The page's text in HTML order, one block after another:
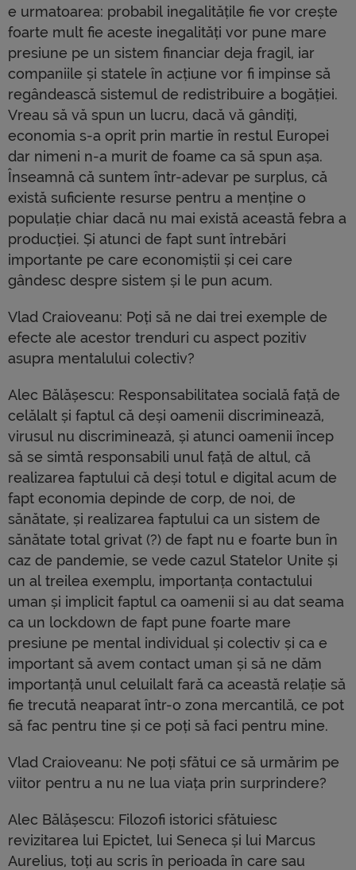
e urmatoarea: probabil inegalitățile fie vor crește
foarte mult fie aceste inegalități vor pune mare
presiune pe un sistem financiar deja fragil, iar
companiile și statele în acțiune vor fi impinse să
regândească sistemul de redistribuire a bogăției.
Vreau să vă spun un lucru, dacă vă gândiți,
economia s-a oprit prin martie în restul Europei
dar nimeni n-a murit de foame ca să spun așa.
Înseamnă că suntem într-adevar pe surplus, că
există suficiente resurse pentru a menține o
populație chiar dacă nu mai există această febra a
producției. Și atunci de fapt sunt întrebări
importante pe care economiștii și cei care
gândesc despre sistem și le pun acum.
Vlad Craioveanu: Poți să ne dai trei exemple de
efecte ale acestor trenduri cu aspect pozitiv
asupra mentalului colectiv?
Alec Bălășescu: Responsabilitatea socială față de
celălalt și faptul că deși oamenii discriminează,
virusul nu discriminează, și atunci oamenii încep
să se simtă responsabili unul față de altul, că
realizarea faptului că deși totul e digital acum de
fapt economia depinde de corp, de noi, de
sănătate, și realizarea faptului ca un sistem de
sănătate total grivat (?) de fapt nu e foarte bun în
caz de pandemie, se vede cazul Statelor Unite și
un al treilea exemplu, importanța contactului
uman și implicit faptul ca oamenii si au dat seama
ca un lockdown de fapt pune foarte mare
presiune pe mental individual și colectiv și ca e
important să avem contact uman și să ne dăm
importanță unul celuilalt fară ca această relație să
fie trecută neaparat într-o zona mercantilă, ce pot
să fac pentru tine și ce poți să faci pentru mine.
Vlad Craioveanu: Ne poți sfătui ce să urmărim pe
viitor pentru a nu ne lua viața prin surprindere?
Alec Bălășescu: Filozofi istorici sfătuiesc
revizitarea lui Epictet, lui Seneca și lui Marcus
Aurelius, toți au scris în perioada în care sau